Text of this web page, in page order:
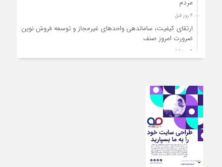
مردم
4 روز قبل
ارتقای کیفیت، ساماندهی واحدهای غیرمجاز و توسعه فروش نوین،
ضرورت امروز صنف
5 روز قبل
5 روز قبل
مشکلات صنف تأمین مواد اولیه باکیفیت و نوسازی تجهیزات و
آموزش‌های تخصصی و فنی است
تعامل مالیاتی با اصناف برای رفع چالش‌های اجرایی
توجه به دغدغه های اصناف، کلید حل مشکلات اقتصادی کشور